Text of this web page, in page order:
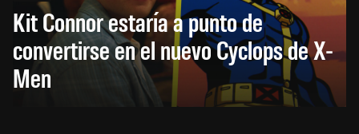
Kit Connor estaría a punto de
convertirse en el nuevo Cyclops de X-
Men